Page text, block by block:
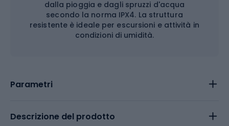
dalla pioggia e dagli spruzzi d'acqua
secondo la norma IPX4. La struttura
resistente è ideale per escursioni e attività in
condizioni di umidità.
Parametri
Descrizione del prodotto